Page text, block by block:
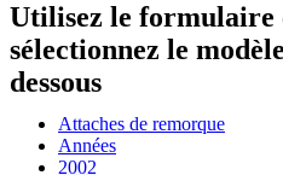
Utilisez le formulaire
sélectionnez le
dessous
Attaches de remorque
Années
2002